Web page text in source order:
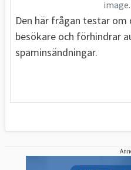
image.
Den här frågan testar om
besökare och förhindrar
spaminsändningar.